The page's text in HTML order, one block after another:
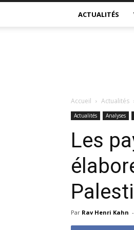
ACTUALITÉS
Accueil Actualités
Actualités Analyses
Les
Par Rav Henri Kahn -